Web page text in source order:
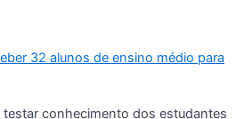
32 alunos de ensino médio para
testar conhecimento dos estudantes